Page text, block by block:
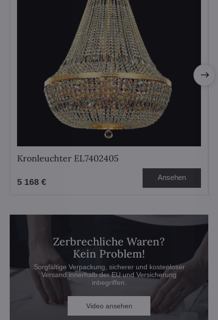
Kronleuchter EL7402405
5 168 € Ansehen
Zerbrechliche Waren?
Kein Problem!
Sorgfältige Verpackung, sicherer und kostenloser
Versand innerhalb der EU und Versicherung
inbegriffen.
Video ansehen